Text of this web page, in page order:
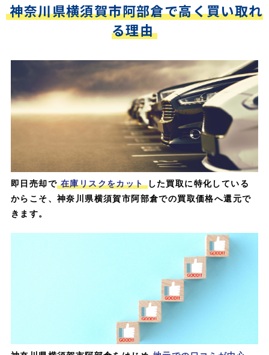
神奈川県横須賀市阿部倉で高く買い取れ
る理由
即日売却で 在庫リスクをカット した買取に特化している
からこそ、神奈川県横須賀市阿部倉での買取価格へ還元で
きます。